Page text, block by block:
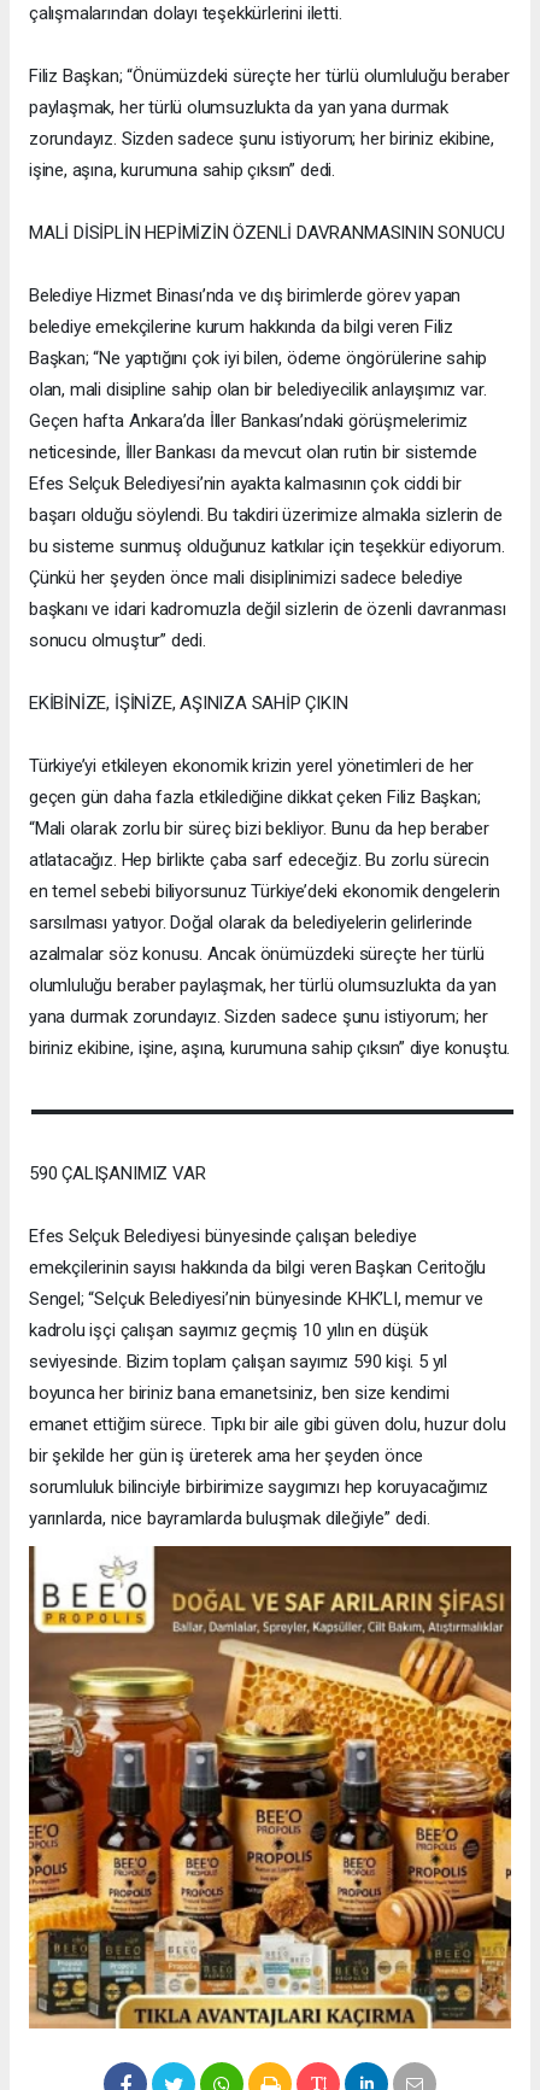
çalışmalarından dolayı teşekkürlerini iletti.
Filiz Başkan; “Önümüzdeki süreçte her türlü olumluluğu beraber
paylaşmak, her türlü olumsuzlukta da yan yana durmak
zorundayız. Sizden sadece şunu istiyorum; her biriniz ekibine,
işine, aşına, kurumuna sahip çıksın” dedi.
MALİ DİSİPLİN HEPİMİZİN ÖZENLİ DAVRANMASININ SONUCU
Belediye Hizmet Binası’nda ve dış birimlerde görev yapan
belediye emekçilerine kurum hakkında da bilgi veren Filiz
Başkan; “Ne yaptığını çok iyi bilen, ödeme öngörülerine sahip
olan, mali disipline sahip olan bir belediyecilik anlayışımız var.
Geçen hafta Ankara’da İller Bankası’ndaki görüşmelerimiz
neticesinde, İller Bankası da mevcut olan rutin bir sistemde
Efes Selçuk Belediyesi’nin ayakta kalmasının çok ciddi bir
başarı olduğu söylendi. Bu takdiri üzerimize almakla sizlerin de
bu sisteme sunmuş olduğunuz katkılar için teşekkür ediyorum.
Çünkü her şeyden önce mali disiplinimizi sadece belediye
başkanı ve idari kadromuzla değil sizlerin de özenli davranması
sonucu olmuştur” dedi.
EKİBİNİZE, İŞİNİZE, AŞINIZA SAHİP ÇIKIN
Türkiye’yi etkileyen ekonomik krizin yerel yönetimleri de her
geçen gün daha fazla etkilediğine dikkat çeken Filiz Başkan;
“Mali olarak zorlu bir süreç bizi bekliyor. Bunu da hep beraber
atlatacağız. Hep birlikte çaba sarf edeceğiz. Bu zorlu sürecin
en temel sebebi biliyorsunuz Türkiye’deki ekonomik dengelerin
sarsılması yatıyor. Doğal olarak da belediyelerin gelirlerinde
azalmalar söz konusu. Ancak önümüzdeki süreçte her türlü
olumluluğu beraber paylaşmak, her türlü olumsuzlukta da yan
yana durmak zorundayız. Sizden sadece şunu istiyorum; her
biriniz ekibine, işine, aşına, kurumuna sahip çıksın” diye konuştu.
590 ÇALIŞANIMIZ VAR
Efes Selçuk Belediyesi bünyesinde çalışan belediye
emekçilerinin sayısı hakkında da bilgi veren Başkan Ceritoğlu
Sengel; “Selçuk Belediyesi’nin bünyesinde KHK’LI, memur ve
kadrolu işçi çalışan sayımız geçmiş 10 yılın en düşük
seviyesinde. Bizim toplam çalışan sayımız 590 kişi. 5 yıl
boyunca her biriniz bana emanetsiniz, ben size kendimi
emanet ettiğim sürece. Tıpkı bir aile gibi güven dolu, huzur dolu
bir şekilde her gün iş üreterek ama her şeyden önce
sorumluluk bilinciyle birbirimize saygımızı hep koruyacağımız
yarınlarda, nice bayramlarda buluşmak dileğiyle” dedi.